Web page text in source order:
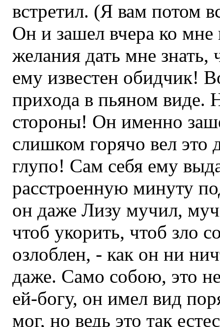
встретил. (Я вам потом
Он и зашел вчера ко мне
желания дать мне знать,
ему известен обидчик!
прихода в пьяном виде.
стороны! Он именно
слишком горячо вел это
глупо! Сам себя ему
расстроенную минуту
он даже Лизу мучил,
чтоб укорить, чтоб зло
озлоблен, - как он ни
даже. Само собою, это
ей-богу, он имел вид
мог, но ведь это так